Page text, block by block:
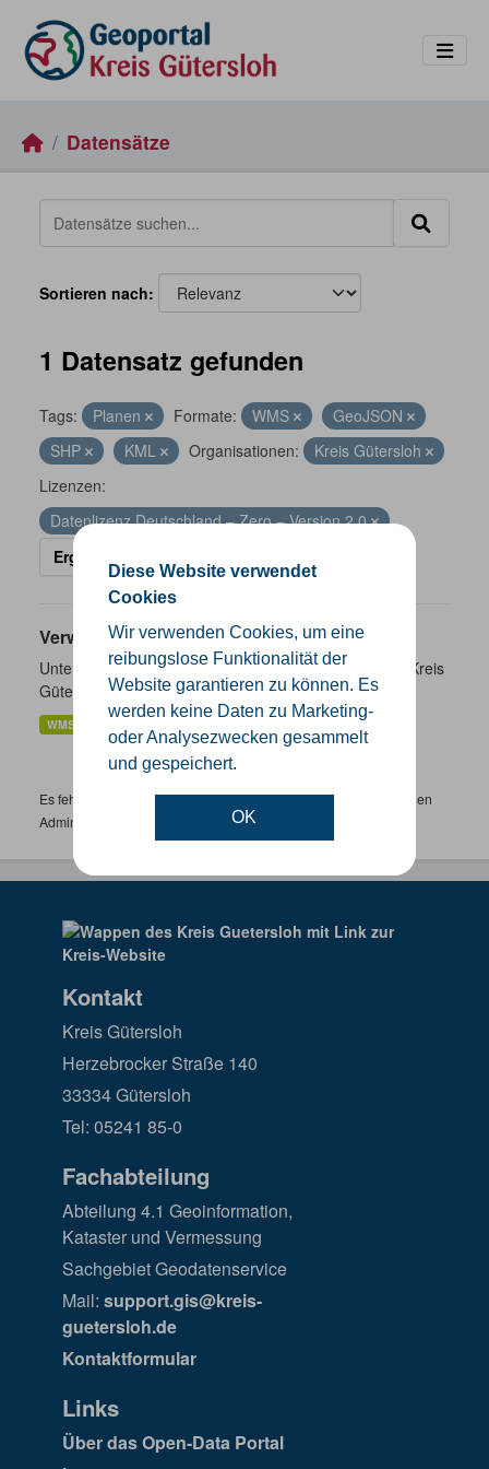
Diese Website verwendet
Cookies
Wir verwenden Cookies, um eine
reibungslose Funktionalität der
Website garantieren zu können. Es
werden keine Daten zu Marketing-
oder Analysezwecken gesammelt
und gespeichert.
OK
Datensätze
Sortieren nach
1 Datensatz gefunden
Tags: Planen Formate: WMS
GeoJSON
SHP
KML Organisationen:
Kreis Gütersloh
Lizenzen:
Datenlizenz Deutschland – Zero – Version 2.0
Ergebnisse filtern
Verwaltungsgrenzen
Unterschiedliche Ebenen der Verwaltungsgrenzen im Kreis
Gütersloh
WMS
Es fehlen spezifische Datensätze? Wenden Sie sich bitte an einen
Administrator unter:
support.gis@kreis-guetersloh.de
Kontakt
Kreis Gütersloh
Herzebrocker Straße 140
33334 Gütersloh
Tel: 05241 85-0
Fachabteilung
Abteilung 4.1 Geoinformation,
Kataster und Vermessung
Sachgebiet Geodatenservice
Mail: support.gis@kreis-
guetersloh.de
Kontaktformular
Links
Über das Open-Data Portal